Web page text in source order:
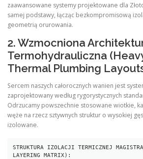
zaawansowane systemy projektowane dla
samej podstawy, łącząc bezkompromisową
geometrią orurowania.
2. Wzmocniona
Termohydrauliczna
Thermal Plumbing
Sercem naszych całorocznych wanien jest
zaprojektowany według rygorystycznych
Odrzucamy powszechnie stosowane wiotkie,
węże na rzecz sztywnych struktur o wysokiej
izolowane.
STRUKTURA IZOLACJI TERMICZNEJ
LAYERING MATRIX):